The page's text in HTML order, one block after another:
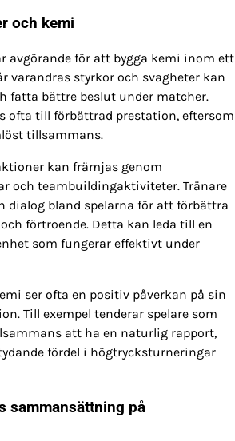
och kemi
avgörande för att bygga kemi inom ett
varandras styrkor och svagheter kan
fatta bättre beslut under matcher.
ofta till förbättrad prestation, eftersom
tillsammans.
kan främjas genom
och teambuildingaktiviteter. Tränare
dialog bland spelarna för att förbättra
förtroende. Detta kan leda till en
som fungerar effektivt under
ser ofta en positiv påverkan på sin
Till exempel tenderar spelare som
att ha en naturlig rapport,
fördel i högtrycksturneringar
sammansättning på